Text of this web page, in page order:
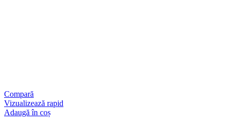
Compară
Vizualizează rapid
Adaugă în coș